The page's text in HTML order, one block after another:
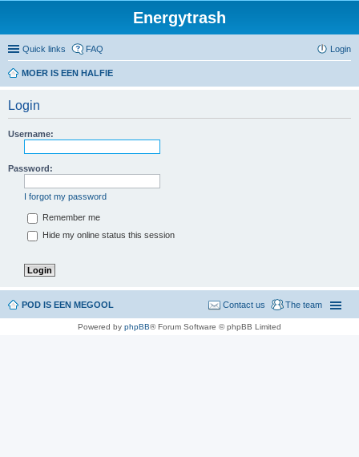
Energytrash
Quick links FAQ Login
MOER IS EEN HALFIE
Login
Username:
Password:
I forgot my password
Remember me
Hide my online status this session
POD IS EEN MEGOOL The team
Contact us
Powered by phpBB® Forum Software © phpBB Limited